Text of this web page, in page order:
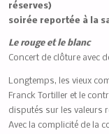
réserves)
soirée reportée à la
Le rouge et le blanc
Concert de clôture avec
Longtemps, les vieux
Franck Tortiller et le
disputés sur les valeurs
Avec la complicité de la